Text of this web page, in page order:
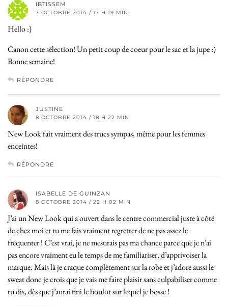
IBTISSEM
7 OCTOBRE 2014 / 17 H 19 MIN
Hello :)
Canon cette sélection! Un petit coup de coeur pour le sac et la jupe :)
Bonne semaine!
RÉPONDRE
JUSTINE
8 OCTOBRE 2014 / 18 H 22 MIN
New Look fait vraiment des trucs sympas, même pour les femmes
enceintes!
RÉPONDRE
ISABELLE DE GUINZAN
8 OCTOBRE 2014 / 22 H 02 MIN
J’ai un New Look qui a ouvert dans le centre commercial juste à côté
de chez moi et tu me fais vraiment regretter de ne pas assez le
fréquenter ! C’est vrai, je ne mesurais pas ma chance parce que je n’ai
pas encore vraiment eu le temps de me familiariser, d’apprivoiser la
marque. Mais là je craque complètement sur la robe et j’adore aussi le
sweat donc je crois que je vais me faire plaisir sans culpabiliser comme
tu dis, dès que j’aurai fini le boulot sur lequel je bosse !